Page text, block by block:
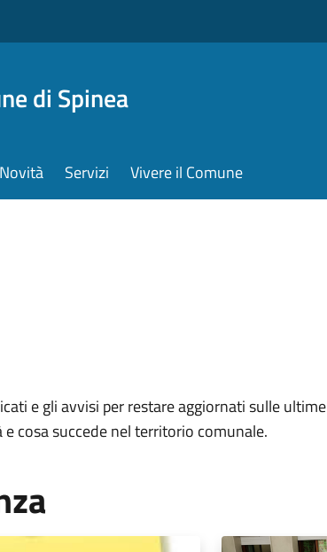
di Spinea
Novità Servizi Vivere il Comune
e gli avvisi per restare aggiornati sulle ultime
cosa succede nel territorio comunale.